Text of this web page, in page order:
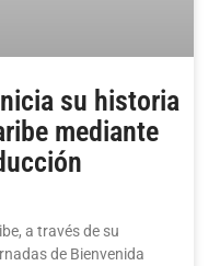
su historia
mediante
a través de su
de Bienvenida